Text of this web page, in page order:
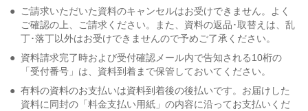
●
ご請求いただいた資料のキャンセルはお受けできません。よく
ご確認の上、ご請求ください。また、資料の返品･取替えは、乱
丁･落丁以外はお受けできませんので予めご了承ください。
● 資料請求完了時および受付確認メール内で告知される10桁の
「受付番号」は、資料到着まで保管しておいてください。
● 有料の資料のお支払いは資料到着後の後払いです。お届けした
資料に同封の「料金支払い用紙」の内容に沿ってお支払いくだ